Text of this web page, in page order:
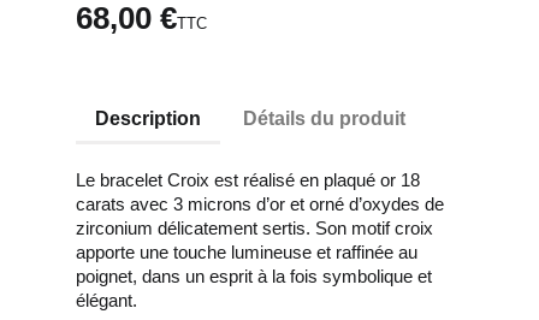
68,00 €TTC
Description Détails du produit
Le bracelet Croix est réalisé en plaqué or 18
carats avec 3 microns d’or et orné d’oxydes de
zirconium délicatement sertis. Son motif croix
apporte une touche lumineuse et raffinée au
poignet, dans un esprit à la fois symbolique et
élégant.